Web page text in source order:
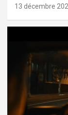
13 décembre